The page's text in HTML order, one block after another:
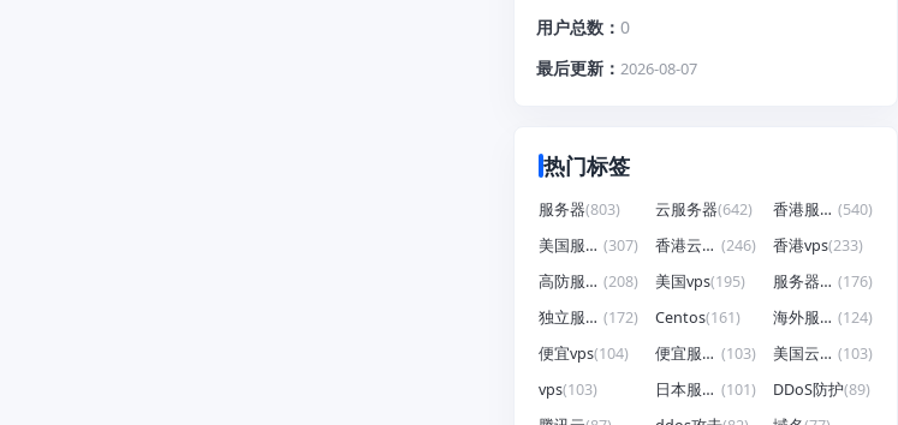
用户总数
0
最后更新
2026-08-07
热门标签
服务器(803) 云服务器(642) 香港服务器 (540)
美国服务器 (307) 香港云服务器 (246) 香港vps(233)
高防服务器 (208) 美国vps(195) 服务器租用 (176)
独立服务器 (172) Centos(161) 海外服务器 (124)
便宜vps(104) 便宜服务器 (103) 美国云服务器 (103)
vps(103) 日本服务器 (101) DDoS防护(89)